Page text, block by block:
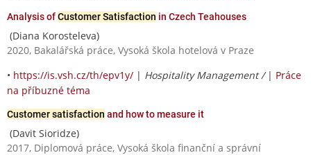
Analysis ofCustomer Satisfaction in Czech Teahouses
(Diana Korosteleva)
2020, Bakalářská práce, Vysoká škola hotelová v Praze
• https://is.vsh.cz/th/epv1y/ | Hospitality Management / | Práce
na příbuzné téma
Customer satisfaction and how to measure it
(Davit Sioridze)
2017, Diplomová práce, Vysoká škola finanční a správní